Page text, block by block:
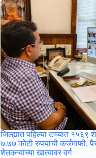
जिल्ह्यात पहिल्या टप्प्यात १५६९
७.७७ कोटी रुपयांची कर्जमाफी,
शेतकऱ्यांच्या खात्यावर वर्ग